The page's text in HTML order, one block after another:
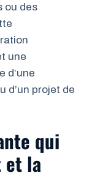
ou des
une
d’une
d’un projet de
qui
et la